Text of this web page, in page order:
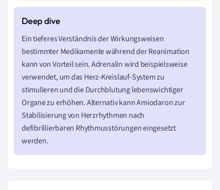
Ein tieferes Verständnis der Wirkungsweisen
bestimmter Medikamente während der Reanimation
kann von Vorteil sein. Adrenalin wird beispielsweise
verwendet, um das Herz-Kreislauf-System zu
stimulieren und die Durchblutung lebenswichtiger
Organe zu erhöhen. Alternativ kann Amiodaron zur
Stabilisierung von Herzrhythmen nach
defibrillierbaren Rhythmusstörungen eingesetzt
werden.